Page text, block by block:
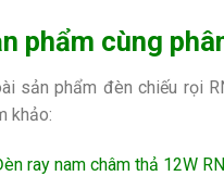
phẩm cùng
sản phẩm đèn chiếu rọi
khảo:
ray nam châm thả 12W